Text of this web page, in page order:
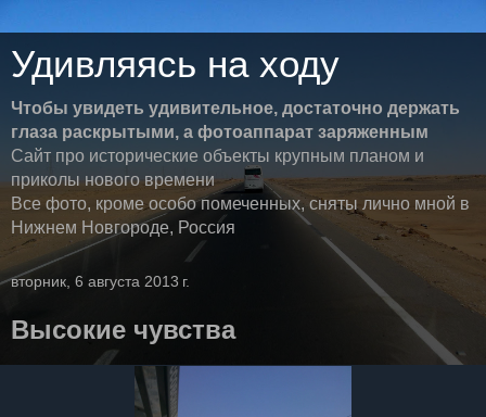
Удивляясь на ходу
Чтобы увидеть удивительное, достаточно держать
глаза раскрытыми, а фотоаппарат заряженным
Сайт про исторические объекты крупным планом и
приколы нового времени
Все фото, кроме особо помеченных, сняты лично мной в
Нижнем Новгороде, Россия
вторник, 6 августа 2013 г.
Высокие чувства